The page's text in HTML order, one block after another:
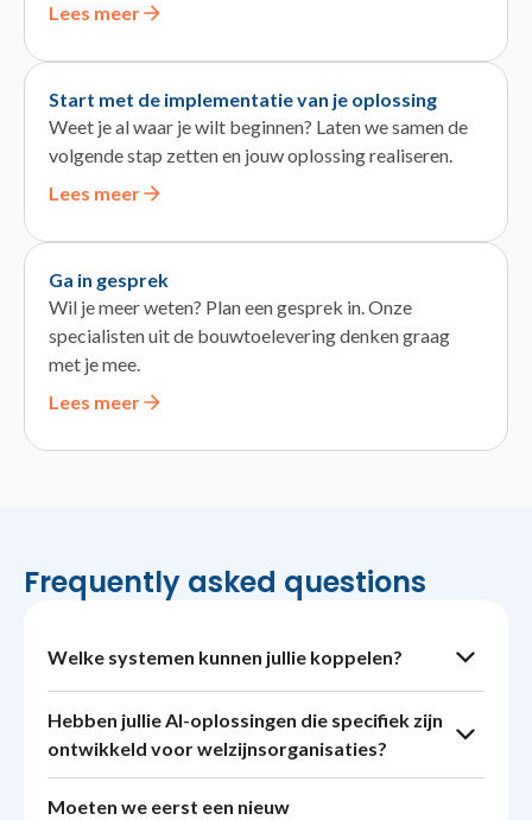
Lees meer
Start met de implementatie van je oplossing
Weet je al waar je wilt beginnen? Laten we samen de
volgende stap zetten en jouw oplossing realiseren.
Lees meer
Ga in gesprek
Wil je meer weten? Plan een gesprek in. Onze
specialisten uit de bouwtoelevering denken graag
met je mee.
Lees meer
Frequently asked questions
Welke systemen kunnen jullie koppelen?
Hebben jullie AI-oplossingen die specifiek zijn
ontwikkeld voor welzijnsorganisaties?
Moeten we eerst een nieuw